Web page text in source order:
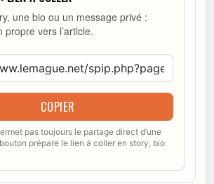
une bio ou un message privé :
propre vers l’article.
COPIER
pas toujours le partage direct d’une
prépare le lien à coller en story, bio